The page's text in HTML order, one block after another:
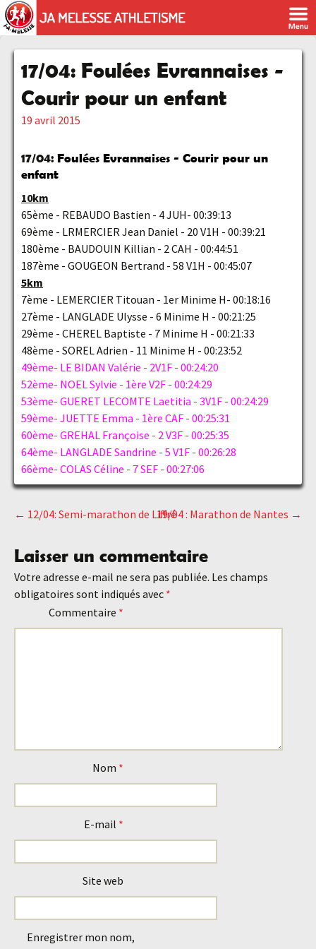
17/04: Foulées Evrannaises -
Courir pour un enfant
19 avril 2015
17/04: Foulées Evrannaises - Courir pour un
enfant
10km
65ème - REBAUDO Bastien - 4 JUH- 00:39:13
69ème - LRMERCIER Jean Daniel - 20 V1H - 00:39:21
180ème - BAUDOUIN Killian - 2 CAH - 00:44:51
187ème - GOUGEON Bertrand - 58 V1H - 00:45:07
5km
7ème - LEMERCIER Titouan - 1er Minime H- 00:18:16
27ème - LANGLADE Ulysse - 6 Minime H - 00:21:25
29ème - CHEREL Baptiste - 7 Minime H - 00:21:33
48ème - SOREL Adrien - 11 Minime H - 00:23:52
49ème- LE BIDAN Valérie - 2V1F - 00:24:20
52ème- NOEL Sylvie - 1ère V2F - 00:24:29
53ème- GUERET LECOMTE Laetitia - 3V1F - 00:24:29
59ème- JUETTE Emma - 1ère CAF - 00:25:31
60ème- GREHAL Françoise - 2 V3F - 00:25:35
64ème- LANGLADE Sandrine - 5 V1F - 00:26:28
66ème- COLAS Céline - 7 SEF - 00:27:06
Navigation
des
articles
← 12/04: Semi-marathon de Liffré19/04 : Marathon de Nantes →
Laisser un commentaire
Votre adresse e-mail ne sera pas publiée. Les champs
obligatoires sont indiqués avec *
Commentaire *
Nom *
E-mail *
Site web
Enregistrer mon nom,